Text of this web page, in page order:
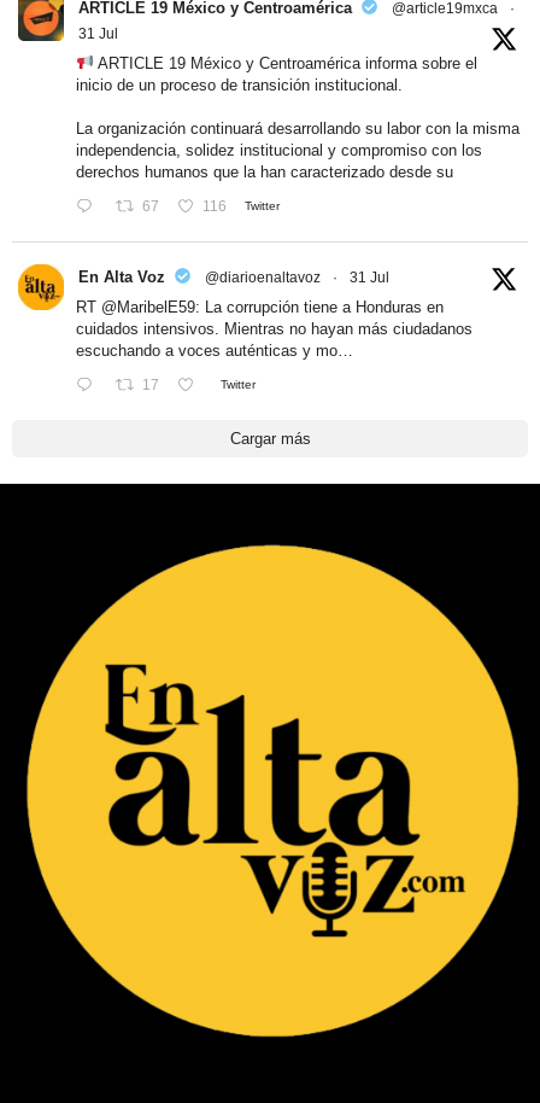
ARTICLE 19 México y Centroamérica @article19mxca
·
31 Jul
ARTICLE 19 México y Centroamérica informa sobre el
inicio de un proceso de transición institucional.
La organización continuará desarrollando su labor con la misma
independencia, solidez institucional y compromiso con los
derechos humanos que la han caracterizado desde su
67 116 Twitter
En Alta Voz @diarioenaltavoz · 31 Jul
RT @MaribelE59: La corrupción tiene a Honduras en
cuidados intensivos. Mientras no hayan más ciudadanos
escuchando a voces auténticas y mo…
17 Twitter
Cargar más